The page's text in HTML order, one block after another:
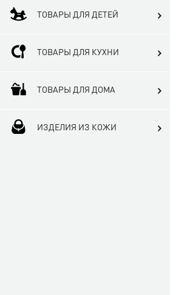
ТОВАРЫ ДЛЯ ДЕТЕЙ
ТОВАРЫ ДЛЯ КУХНИ
ТОВАРЫ ДЛЯ ДОМА
ИЗДЕЛИЯ ИЗ КОЖИ